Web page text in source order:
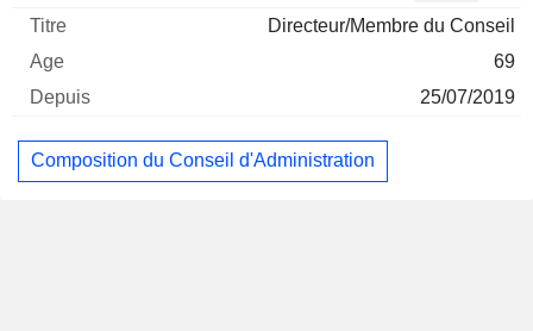
Directeur/Membre du Conseil
69
25/07/2019
Composition du Conseil d'Administration